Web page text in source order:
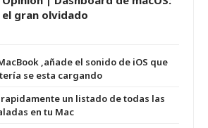
el gran olvidado
,añade el sonido de iOS que
se esta cargando
un listado de todas las
en tu Mac